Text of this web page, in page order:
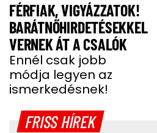
FÉRFIAK, VIGYÁZZATOK!
BARÁTNŐHIRDETÉSEKKEL
VERNEK ÁT A CSALÓK
Ennél csak jobb
módja legyen az
ismerkedésnek!
FRISS HÍREK